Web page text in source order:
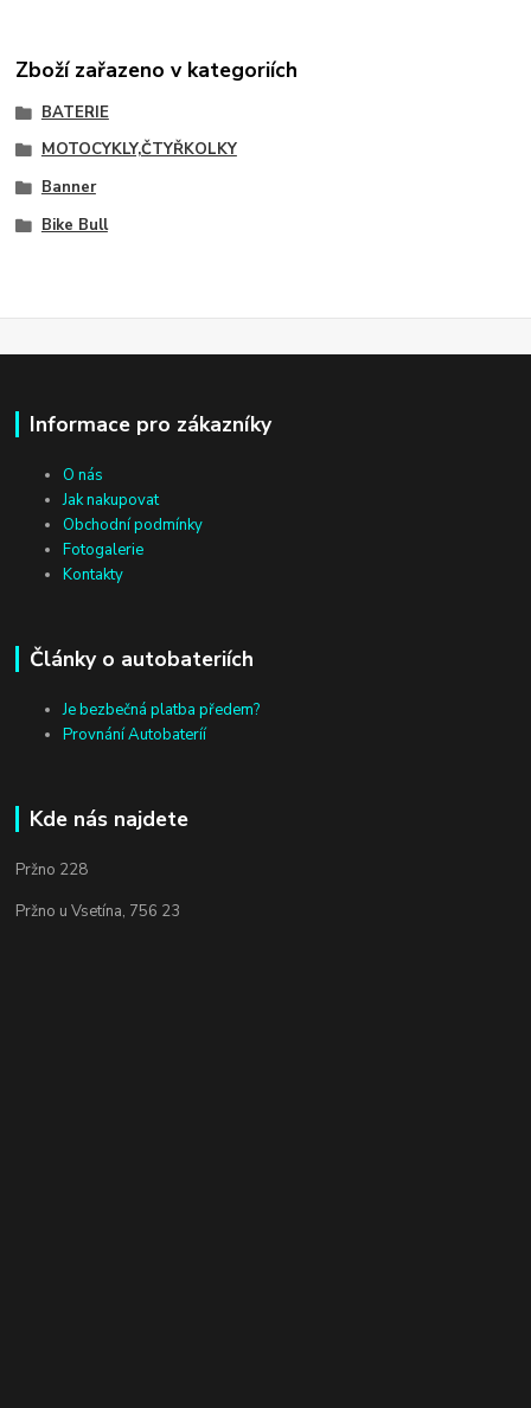
Zboží zařazeno v kategoriích
BATERIE
MOTOCYKLY,ČTYŘKOLKY
Banner
Bike Bull
Informace pro zákazníky
O nás
Jak nakupovat
Obchodní podmínky
Fotogalerie
Kontakty
Články o autobateriích
Je bezbečná platba předem?
Provnání Autobateríí
Kde nás najdete
Pržno 228
Pržno u Vsetína, 756 23